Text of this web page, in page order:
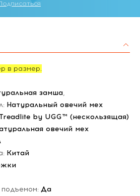
в размер.
замша,
Натуральный овечий мех
Treadlite by UGG™ (нескользящая)
овечий мех
Китай
Да